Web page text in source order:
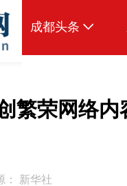
成都头条
本地
繁荣网络
： 新华社